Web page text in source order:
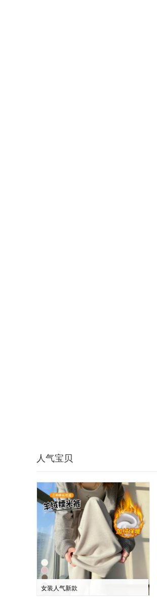
人气宝贝
女装人气新款